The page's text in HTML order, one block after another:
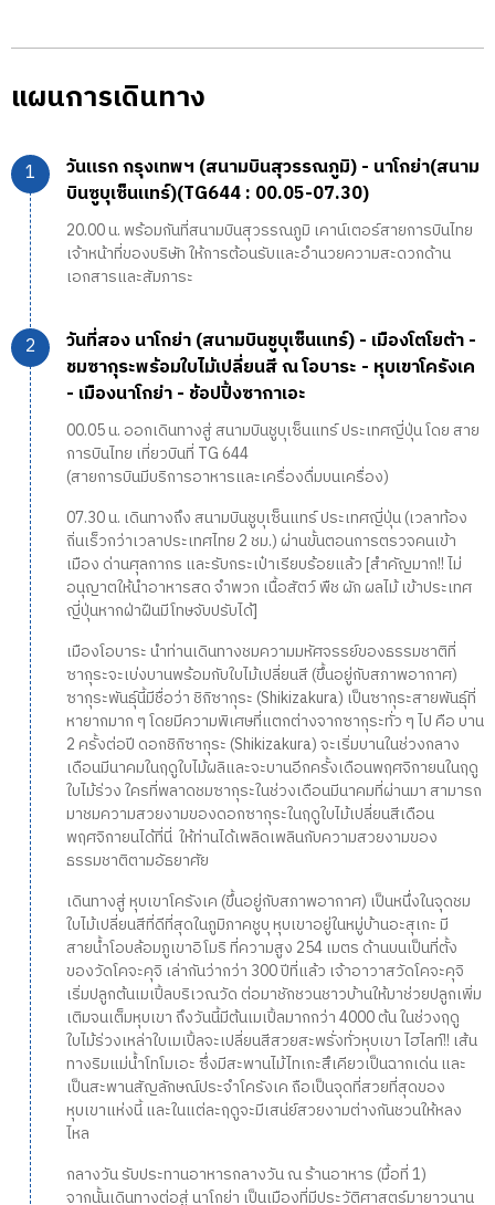
แผนการเดินทาง
วันแรก กรุงเทพฯ (สนามบินสุวรรณภูมิ) - นาโกย่า(สนาม
บินซูบุเซ็นแทร์)(TG644 : 00.05-07.30)
20.00 น. พร้อมกันที่สนามบินสุวรรณภูมิ เคาน์เตอร์สายการบินไทย
เจ้าหน้าที่ของบริษัท ให้การต้อนรับและอำนวยความสะดวกด้าน
เอกสารและสัมภาระ
วันที่สอง นาโกย่า (สนามบินชูบุเซ็นแทร์) - เมืองโตโยต้า -
ชมซากุระพร้อมใบไม้เปลี่ยนสี ณ โอบาระ - หุบเขาโครังเค
- เมืองนาโกย่า - ช้อปปิ้งซากาเอะ
00.05 น. ออกเดินทางสู่ สนามบินชูบุเซ็นแทร์ ประเทศญี่ปุ่น โดย สาย
การบินไทย เที่ยวบินที่ TG 644
(สายการบินมีบริการอาหารและเครื่องดื่มบนเครื่อง)
07.30 น. เดินทางถึง สนามบินชูบุเซ็นแทร์ ประเทศญี่ปุ่น (เวลาท้อง
ถิ่นเร็วกว่าเวลาประเทศไทย 2 ชม.) ผ่านขั้นตอนการตรวจคนเข้า
เมือง ด่านศุลกากร และรับกระเป๋าเรียบร้อยแล้ว [สำคัญมาก!! ไม่
อนุญาตให้นำอาหารสด จำพวก เนื้อสัตว์ พืช ผัก ผลไม้ เข้าประเทศ
ญี่ปุ่นหากฝ่าฝืนมีโทษจับปรับได้]
เมืองโอบาระ นำท่านเดินทางชมความมหัศจรรย์ของธรรมชาติที่
ซากุระจะเบ่งบานพร้อมกับใบไม้เปลี่ยนสี (ขึ้นอยู่กับสภาพอากาศ)
ซากุระพันธุ์นี้มีชื่อว่า ชิกิซากุระ (Shikizakura) เป็นซากุระสายพันธุ์ที่
หายากมาก ๆ โดยมีความพิเศษที่แตกต่างจากซากุระทั่ว ๆ ไป คือ บาน
2 ครั้งต่อปี ดอกชิกิซากุระ (Shikizakura) จะเริ่มบานในช่วงกลาง
เดือนมีนาคมในฤดูใบไม้ผลิและจะบานอีกครั้งเดือนพฤศจิกายนในฤดู
ใบไม้ร่วง ใครที่พลาดชมซากุระในช่วงเดือนมีนาคมที่ผ่านมา สามารถ
มาชมความสวยงามของดอกซากุระในฤดูใบไม้เปลี่ยนสีเดือน
พฤศจิกายนได้ที่นี่ ให้ท่านได้เพลิดเพลินกับความสวยงามของ
ธรรมชาติตามอัธยาศัย
เดินทางสู่ หุบเขาโครังเค (ขึ้นอยู่กับสภาพอากาศ) เป็นหนึ่งในจุดชม
ใบไม้เปลี่ยนสีที่ดีที่สุดในภูมิภาคชูบุ หุบเขาอยู่ในหมู่บ้านอะสุเกะ มี
สายน้ำโอบล้อมภูเขาอิโมริ ที่ความสูง 254 เมตร ด้านบนเป็นที่ตั้ง
ของวัดโคจะคุจิ เล่ากันว่ากว่า 300 ปีที่แล้ว เจ้าอาวาสวัดโคจะคุจิ
เริ่มปลูกต้นเมเปิ้ลบริเวณวัด ต่อมาชักชวนชาวบ้านให้มาช่วยปลูกเพิ่ม
เติมจนเต็มหุบเขา ถึงวันนี้มีต้นเมเปิ้ลมากกว่า 4000 ต้น ในช่วงฤดู
ใบไม้ร่วงเหล่าใบเมเปิ้ลจะเปลี่ยนสีสวยสะพรั่งทั่วหุบเขา ไฮไลท์!! เส้น
ทางริมแม่น้ำโทโมเอะ ซึ่งมีสะพานไม้ไทเกะสึเคียวเป็นฉากเด่น และ
เป็นสะพานสัญลักษณ์ประจำโครังเค ถือเป็นจุดที่สวยที่สุดของ
หุบเขาแห่งนี้ และในแต่ละฤดูจะมีเสน่ย์สวยงามต่างกันชวนให้หลง
ไหล
กลางวัน รับประทานอาหารกลางวัน ณ ร้านอาหาร (มื้อที่ 1)
จากนั้นเดินทางต่อสู่ นาโกย่า เป็นเมืองที่มีประวัติศาสตร์มายาวนาน